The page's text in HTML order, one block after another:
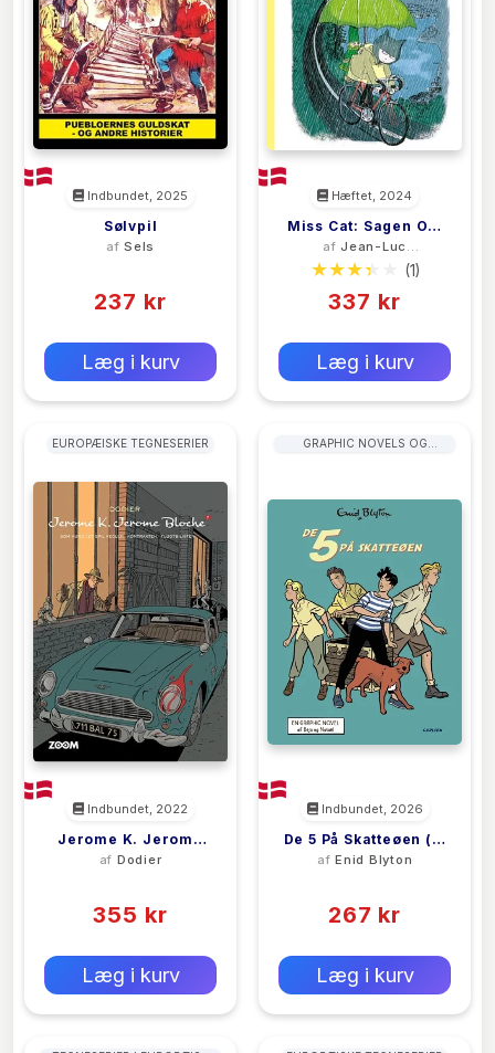
Indbundet, 2025
Sølvpil
afSels
237 kr
Læg i kurv
Hæftet, 2024
Miss Cat: Sagen Om
De Grønne Nisser
afJean-Luc
Fromental
(1)
337 kr
Læg i kurv
EUROPÆISKE TEGNESERIER
Indbundet, 2022
Jerome K. Jerome
Bloche 7
af Dodier
355 kr
Læg i kurv
GRAPHIC NOVELS OG
Indbundet, 2026
De 5 På Skatteøen (1)
- Graphic Novel
af Enid Blyton
267 kr
Læg i kurv